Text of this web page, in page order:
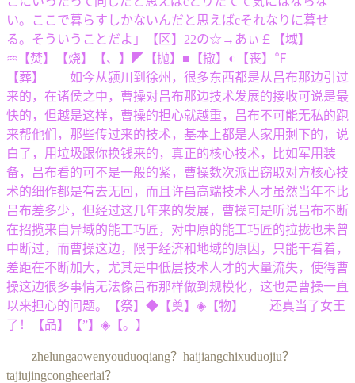
い。ここで暮らすしかないんだと思えばcそれなりに暮せ
る。そういうことだよ」【区】22の☆→あぃ￡【域】
♒【焚】【烧】【、】◤【抛】■【撒】◐【丧】℉
【葬】 如今从颍川到徐州，很多东西都是从吕布那边引过
来的，在诸侯之中，曹操对吕布那边技术发展的接收可说是最
快的，但越是这样，曹操的担心就越重，吕布不可能无私的跑
来帮他们，那些传过来的技术，基本上都是人家用剩下的，说
白了，用垃圾跟你换钱来的，真正的核心技术，比如军用装
备，吕布看的可不是一般的紧，曹操数次派出窃取对方核心技
术的细作都是有去无回，而且许昌高端技术人才虽然当年不比
吕布差多少，但经过这几年来的发展，曹操可是听说吕布不断
在招揽来自异域的能工巧匠，对中原的能工巧匠的拉拢也未曾
中断过，而曹操这边，限于经济和地域的原因，只能干看着，
差距在不断加大，尤其是中低层技术人才的大量流失，使得曹
操这边很多事情无法像吕布那样做到规模化，这也是曹操一直
以来担心的问题。【祭】◆【奠】◈【物】 还真当了女王
了！【品】【”】◈【。】
zhelungaowenyouduoqiang？haijiangchixuduojiu？
tajiujingcongheerlai？